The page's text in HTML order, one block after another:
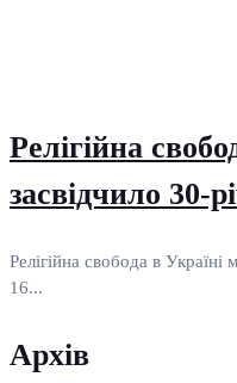
Релігійна
засвідчило 30-
Релігійна свобода в
16...
Архів